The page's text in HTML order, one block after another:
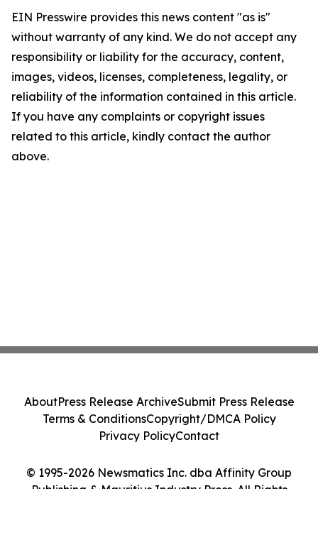
EIN Presswire provides this news content "as is"
without warranty of any kind. We do not accept any
responsibility or liability for the accuracy, content,
images, videos, licenses, completeness, legality, or
reliability of the information contained in this article.
If you have any complaints or copyright issues
related to this article, kindly contact the author
above.
© 1995-2026 Newsmatics Inc. dba Affinity Group
Publishing & Mauritius Industry Press. All Rights
AboutPress Release ArchiveSubmit Press Release
Terms & ConditionsCopyright/DMCA Policy
Privacy PolicyContact